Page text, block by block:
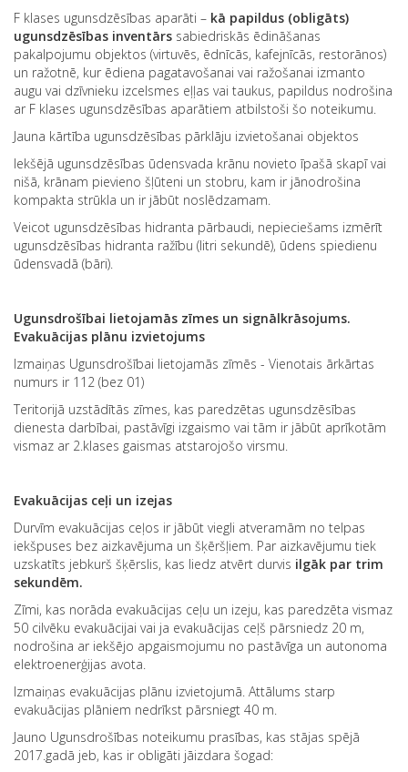
F klases ugunsdzēsības aparāti – kā papildus (obligāts)
ugunsdzēsības inventārs sabiedriskās ēdināšanas
pakalpojumu objektos (virtuvēs, ēdnīcās, kafejnīcās, restorānos)
un ražotnē, kur ēdiena pagatavošanai vai ražošanai izmanto
augu vai dzīvnieku izcelsmes eļļas vai taukus, papildus nodrošina
ar F klases ugunsdzēsības aparātiem atbilstoši šo noteikumu.
Jauna kārtība ugunsdzēsības pārklāju izvietošanai objektos
Iekšējā ugunsdzēsības ūdensvada krānu novieto īpašā skapī vai
nišā, krānam pievieno šļūteni un stobru, kam ir jānodrošina
kompakta strūkla un ir jābūt noslēdzamam.
Veicot ugunsdzēsības hidranta pārbaudi, nepieciešams izmērīt
ugunsdzēsības hidranta ražību (litri sekundē), ūdens spiedienu
ūdensvadā (bāri).
Ugunsdrošībai lietojamās zīmes un signālkrāsojums.
Evakuācijas plānu izvietojums
Izmaiņas Ugunsdrošībai lietojamās zīmēs - Vienotais ārkārtas
numurs ir 112 (bez 01)
Teritorijā uzstādītās zīmes, kas paredzētas ugunsdzēsības
dienesta darbībai, pastāvīgi izgaismo vai tām ir jābūt aprīkotām
vismaz ar 2.klases gaismas atstarojošo virsmu.
Evakuācijas ceļi un izejas
Durvīm evakuācijas ceļos ir jābūt viegli atveramām no telpas
iekšpuses bez aizkavējuma un šķēršļiem. Par aizkavējumu tiek
uzskatīts jebkurš šķērslis, kas liedz atvērt durvis ilgāk par trim
sekundēm.
Zīmi, kas norāda evakuācijas ceļu un izeju, kas paredzēta vismaz
50 cilvēku evakuācijai vai ja evakuācijas ceļš pārsniedz 20 m,
nodrošina ar iekšējo apgaismojumu no pastāvīga un autonoma
elektroenerģijas avota.
Izmaiņas evakuācijas plānu izvietojumā. Attālums starp
evakuācijas plāniem nedrīkst pārsniegt 40 m.
Jauno Ugunsdrošības noteikumu prasības, kas stājas spējā
2017.gadā jeb, kas ir obligāti jāizdara šogad: